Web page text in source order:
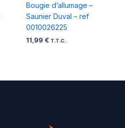
Bougie d’allumage –
Saunier Duval – ref
0010026225
11,99 € T.T.C.